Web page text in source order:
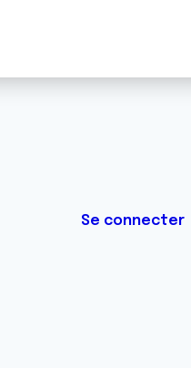
Se connecter